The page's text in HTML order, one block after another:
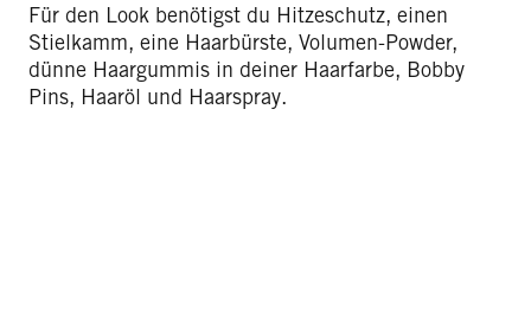
Für den Look benötigst du Hitzeschutz, einen
Stielkamm, eine Haarbürste, Volumen-Powder,
dünne Haargummis in deiner Haarfarbe, Bobby
Pins, Haaröl und Haarspray.